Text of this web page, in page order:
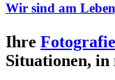
Wir sind am
Ihre Fotografie
Situationen,